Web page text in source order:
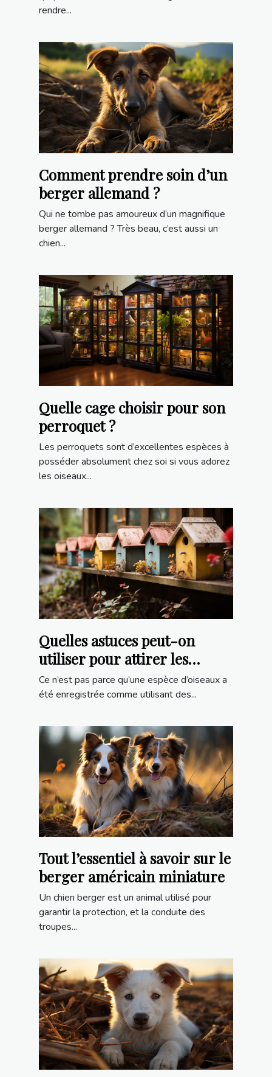
rendre...
Comment prendre soin d’un
berger allemand ?
Qui ne tombe pas amoureux d’un magnifique
berger allemand ? Très beau, c’est aussi un
chien...
Quelle cage choisir pour son
perroquet ?
Les perroquets sont d’excellentes espèces à
posséder absolument chez soi si vous adorez
les oiseaux...
Quelles astuces peut-on
utiliser pour attirer les
oiseaux dans les nichoirs ?
Ce n’est pas parce qu’une espèce d’oiseaux a
été enregistrée comme utilisant des...
Tout l’essentiel à savoir sur le
berger américain miniature
Un chien berger est un animal utilisé pour
garantir la protection, et la conduite des
troupes...